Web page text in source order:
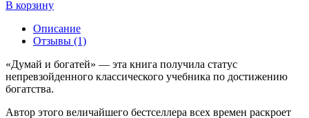
В корзину
Описание
Отзывы (1)
«Думай и богатей» — эта книга получила статус
непревзойденного классического учебника по достижению
богатства.
Автор этого величайшего бестселлера всех времен раскроет